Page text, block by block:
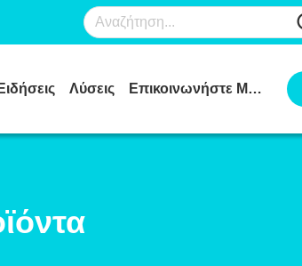
Ειδήσεις Λύσεις Επικοινωνήστε Μαζί Μας